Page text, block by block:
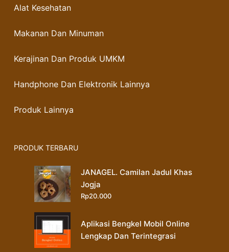
Alat Kesehatan
Makanan Dan Minuman
Kerajinan Dan Produk UMKM
Handphone Dan Elektronik Lainnya
Produk Lainnya
PRODUK TERBARU
JANAGEL. Camilan Jadul Khas
Jogja
Rp20.000
Aplikasi Bengkel Mobil Online
Lengkap Dan Terintegrasi